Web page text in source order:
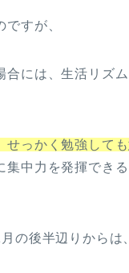
すが、
には、生活リズ
っかく勉強して
中力を発揮でき
の後半辺りからは